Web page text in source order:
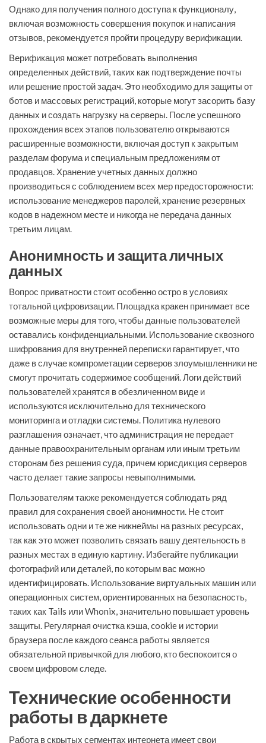
Однако для получения полного доступа к функционалу,
включая возможность совершения покупок и написания
отзывов, рекомендуется пройти процедуру верификации.
Верификация может потребовать выполнения
определенных действий, таких как подтверждение почты
или решение простой задач. Это необходимо для защиты от
ботов и массовых регистраций, которые могут засорить базу
данных и создать нагрузку на серверы. После успешного
прохождения всех этапов пользователю открываются
расширенные возможности, включая доступ к закрытым
разделам форума и специальным предложениям от
продавцов. Хранение учетных данных должно
производиться с соблюдением всех мер предосторожности:
использование менеджеров паролей, хранение резервных
кодов в надежном месте и никогда не передача данных
третьим лицам.
Анонимность и защита личных
данных
Вопрос приватности стоит особенно остро в условиях
тотальной цифровизации. Площадка кракен принимает все
возможные меры для того, чтобы данные пользователей
оставались конфиденциальными. Использование сквозного
шифрования для внутренней переписки гарантирует, что
даже в случае компрометации серверов злоумышленники не
смогут прочитать содержимое сообщений. Логи действий
пользователей хранятся в обезличенном виде и
используются исключительно для технического
мониторинга и отладки системы. Политика нулевого
разглашения означает, что администрация не передает
данные правоохранительным органам или иным третьим
сторонам без решения суда, причем юрисдикция серверов
часто делает такие запросы невыполнимыми.
Пользователям также рекомендуется соблюдать ряд
правил для сохранения своей анонимности. Не стоит
использовать одни и те же никнеймы на разных ресурсах,
так как это может позволить связать вашу деятельность в
разных местах в единую картину. Избегайте публикации
фотографий или деталей, по которым вас можно
идентифицировать. Использование виртуальных машин или
операционных систем, ориентированных на безопасность,
таких как Tails или Whonix, значительно повышает уровень
защиты. Регулярная очистка кэша, cookie и истории
браузера после каждого сеанса работы является
обязательной привычкой для любого, кто беспокоится о
своем цифровом следе.
Технические особенности
работы в даркнете
Работа в скрытых сегментах интернета имеет свои